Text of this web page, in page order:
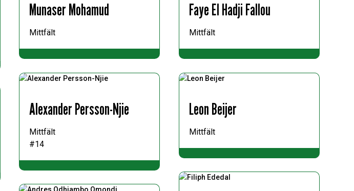
Munaser Mohamud
Mittfält
Alexander Persson-Njie
Mittfält
#14
Faye El Hadji Fallou
Mittfält
Leon Beijer
Mittfält